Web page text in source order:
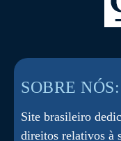
SOBRE NÓS:
Site brasileiro
direitos relativos à